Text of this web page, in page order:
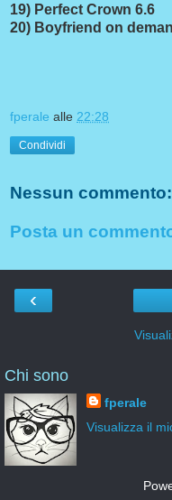
19) Perfect Crown 6.6
20) Boyfriend on
fperale alle 22:28
Condividi
Nessun commento:
Posta un
‹
Chi sono
fperale
Visualizza il